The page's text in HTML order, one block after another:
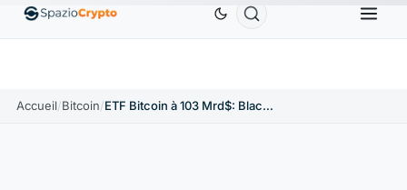
EthereumETH1 880,58 $US TetherUSDT ↑0.00%
Accueil/Bitcoin/ ETF Bitcoin à 103 Mrd$: BlackRock détient 3,8% du BTC en circulation